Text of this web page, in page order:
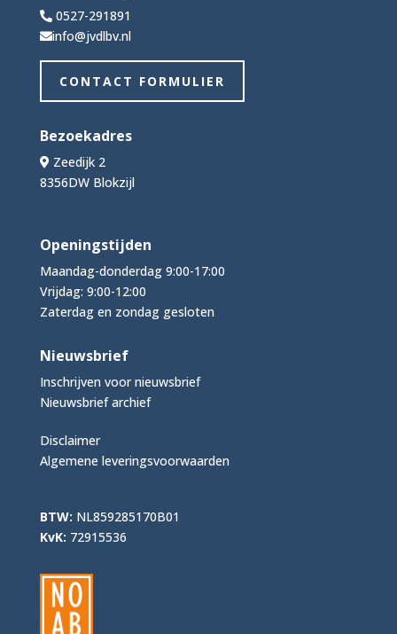
0527-291891
info@jvdlbv.nl
CONTACT FORMULIER
Bezoekadres
Zeedijk 2
8356DW Blokzijl
Openingstijden
Maandag-donderdag 9:00-17:00
Vrijdag: 9:00-12:00
Zaterdag en zondag gesloten
Nieuwsbrief
Inschrijven voor nieuwsbrief
Nieuwsbrief archief
Disclaimer
Algemene leveringsvoorwaarden
BTW: NL859285170B01
KvK: 72915536